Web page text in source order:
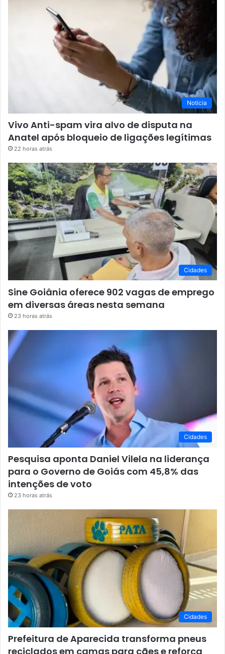
Notícia
Vivo Anti-spam vira alvo de disputa na
Anatel após bloqueio de ligações legítimas
22 horas atrás
Cidades
Sine Goiânia oferece 902 vagas de emprego
em diversas áreas nesta semana
23 horas atrás
Cidades
Pesquisa aponta Daniel Vilela na liderança
para o Governo de Goiás com 45,8% das
intenções de voto
23 horas atrás
Cidades
Prefeitura de Aparecida transforma pneus
reciclados em camas para cães e reforça